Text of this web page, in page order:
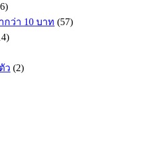
ว่า 10 บาท (57)
ว (2)